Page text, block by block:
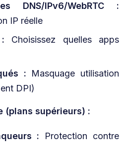
DNS/IPv6/WebRTC :
IP réelle
Choisissez quelles apps
: Masquage utilisation
DPI)
(plans supérieurs) :
: Protection contre